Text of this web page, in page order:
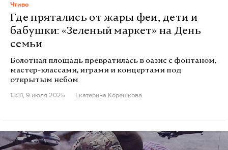
Чтиво
Где прятались от жары феи, дети и
бабушки: «Зеленый маркет» на День
семьи
Болотная площадь превратилась в оазис с фонтаном,
мастер-классами, играми и концертами под
открытым небом
13:31, 9 июля 2025
Екатерина Корешкова